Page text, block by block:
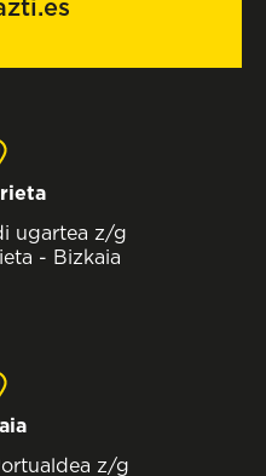
ugartea z/g
- Bizkaia
z/g